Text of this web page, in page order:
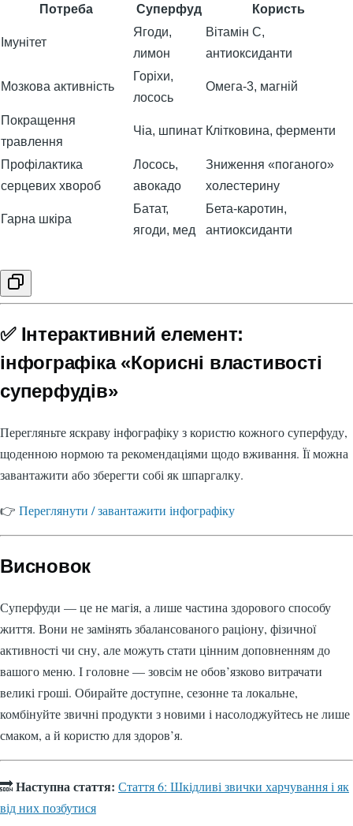
Потреба Суперфуд Користь
Імунітет
Ягоди,
лимон
Вітамін C,
антиоксиданти
Мозкова активність
Горіхи,
лосось
Омега-3, магній
Покращення
травлення
Чіа, шпинат Клітковина, ферменти
Профілактика
серцевих хвороб
Лосось,
авокадо
Зниження «поганого»
холестерину
Гарна шкіра
Батат,
ягоди, мед
Бета-каротин,
антиоксиданти
✅ Інтерактивний елемент:
інфографіка «Корисні властивості
суперфудів»
Перегляньте яскраву інфографіку з користю кожного суперфуду,
щоденною нормою та рекомендаціями щодо вживання. Її можна
завантажити або зберегти собі як шпаргалку.
👉 Переглянути / завантажити інфографіку
Висновок
Суперфуди — це не магія, а лише частина здорового способу
життя. Вони не замінять збалансованого раціону, фізичної
активності чи сну, але можуть стати цінним доповненням до
вашого меню. І головне — зовсім не обов’язково витрачати
великі гроші. Обирайте доступне, сезонне та локальне,
комбінуйте звичні продукти з новими і насолоджуйтесь не лише
смаком, а й користю для здоров’я.
🔜Наступна стаття: Стаття 6: Шкідливі звички харчування і як
від них позбутися